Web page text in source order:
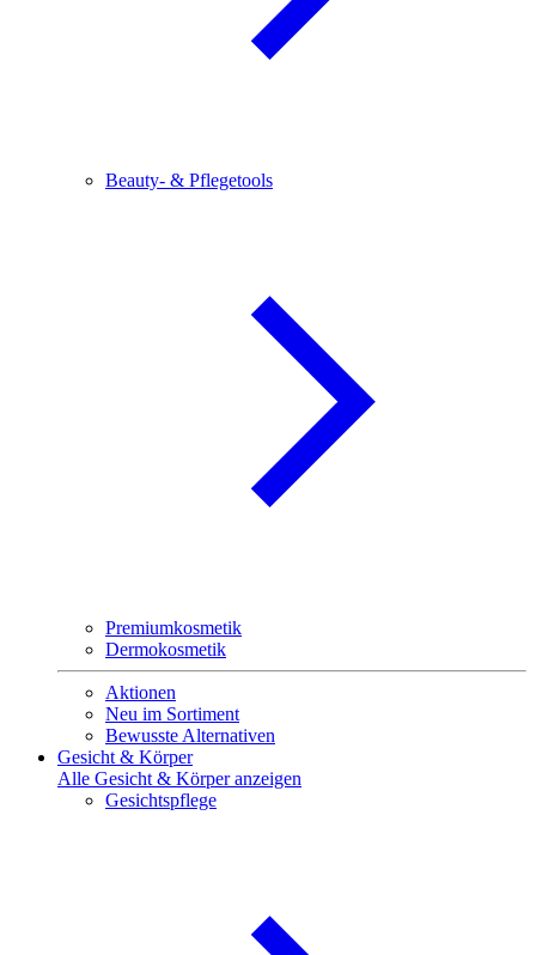
Beauty- & Pflegetools
Premiumkosmetik
Dermokosmetik
Aktionen
Neu im Sortiment
Bewusste Alternativen
Gesicht & Körper
Alle Gesicht & Körper anzeigen
Gesichtspflege